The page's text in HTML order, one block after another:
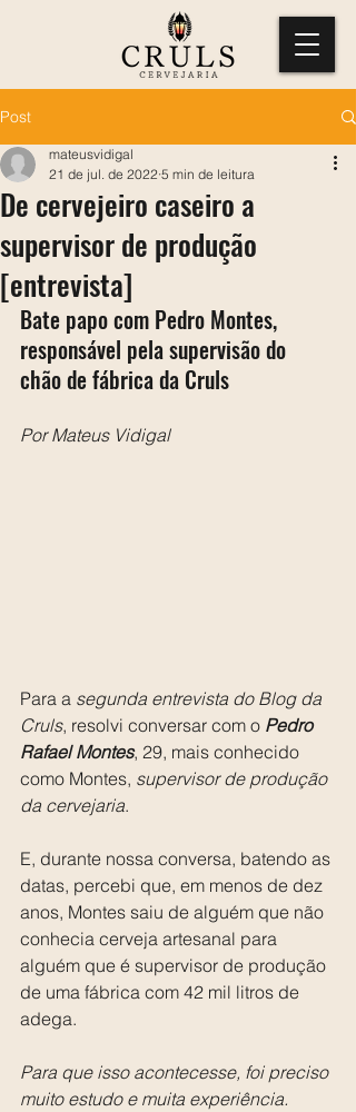
Post
De cervejeiro caseiro a
supervisor de produção
[entrevista]
mateusvidigal
21 de jul. de 2022 5 min de leitura
Bate papo com Pedro Montes,
responsável pela supervisão do
chão de fábrica da Cruls
Por Mateus Vidigal
Para a segunda entrevista do Blog da
Cruls, resolvi conversar com o Pedro
Rafael Montes, 29, mais conhecido
como Montes, supervisor de produção
da cervejaria.
E, durante nossa conversa, batendo as
datas, percebi que, em menos de dez
anos, Montes saiu de alguém que não
conhecia cerveja artesanal para
alguém que é supervisor de produção
de uma fábrica com 42 mil litros de
adega.
Para que isso acontecesse, foi preciso
muito estudo e muita experiência.